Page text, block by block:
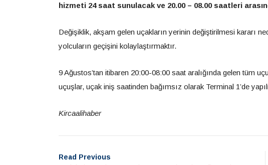
hizmeti 24 saat sunulacak ve 20.00 – 08.00 saatleri
Değişiklik, akşam gelen uçakların yerinin değiştirilmesi kararı
yolcuların geçişini kolaylaştırmaktır.
9 Ağustos’tan itibaren 20:00-08:00 saat aralığında gelen tüm
uçuşlar, uçak iniş saatinden bağımsız olarak Terminal 1’de
Kircaalihaber
Read Previous